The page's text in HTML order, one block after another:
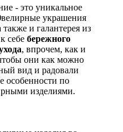
- это уникальное
украшения
и галантерея из
себе бережного
, впрочем, как и
они как можно
вид и радовали
особенности по
изделиями.